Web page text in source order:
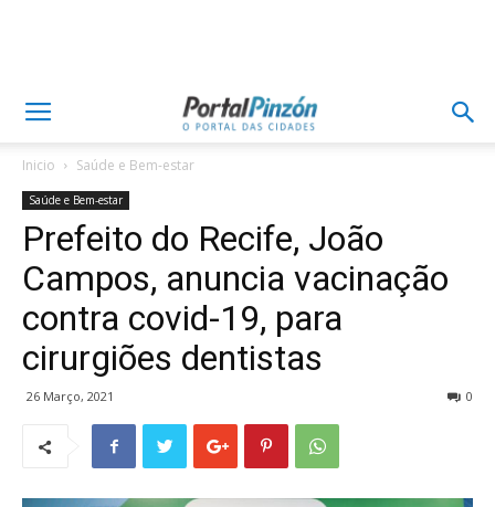
Inicio Saúde e Bem-estar
Saúde e Bem-estar
Prefeito do Recife, João
Campos, anuncia vacinação
contra covid-19, para
cirurgiões dentistas
26 Março, 2021 0